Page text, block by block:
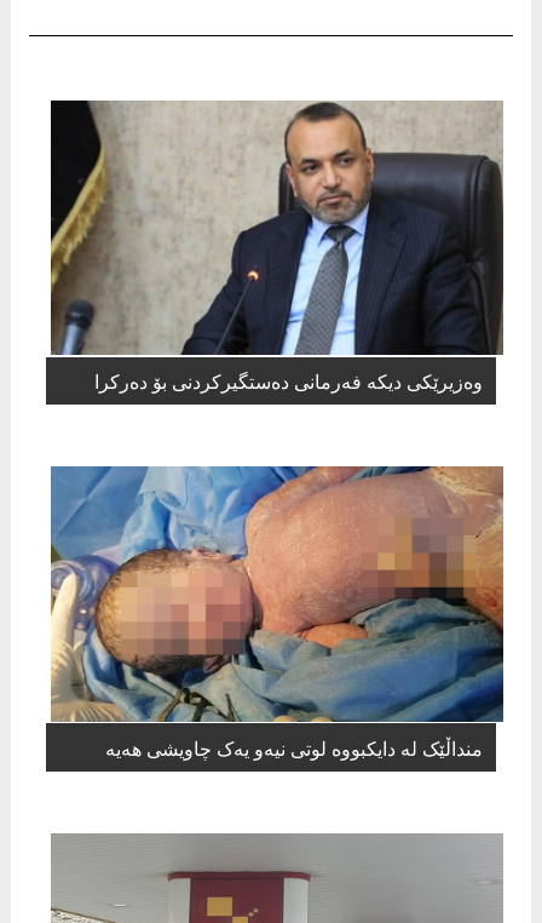
وەزیرێکی دیکە فەرمانی دەستگیرکردنی بۆ دەرکرا
منداڵێک لە دایکبووە لوتی نیەو یەک چاویشی هەیە